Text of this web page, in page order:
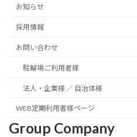
お知らせ
採用情報
お問い合わせ
駐輪場ご利用者様
法人・企業様 ／ 自治体様
WEB定期利用者様ページ
Group Company